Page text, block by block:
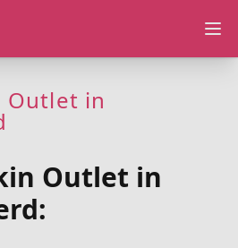
Outlet in
Outlet in